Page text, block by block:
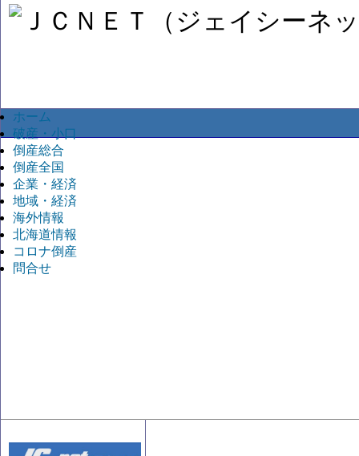
ホーム
破産・小口
倒産総合
倒産全国
企業・経済
地域・経済
海外情報
北海道情報
コロナ倒産
問合せ